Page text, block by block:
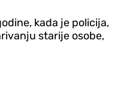
kada je policija,
starije osobe,